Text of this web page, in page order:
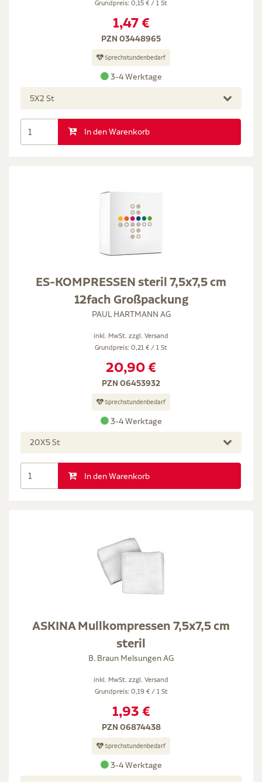
Grundpreis: 0,15 € / 1 St
1,47 €
PZN 03448965
Sprechstundenbedarf
3-4 Werktage
5X2 St
In den Warenkorb
ES-KOMPRESSEN steril 7,5x7,5 cm
12fach Großpackung
PAUL HARTMANN AG
inkl. MwSt. zzgl. Versand
Grundpreis: 0,21 € / 1 St
20,90 €
PZN 06453932
Sprechstundenbedarf
3-4 Werktage
20X5 St
In den Warenkorb
ASKINA Mullkompressen 7,5x7,5 cm
steril
B. Braun Melsungen AG
inkl. MwSt. zzgl. Versand
Grundpreis: 0,19 € / 1 St
1,93 €
PZN 06874438
Sprechstundenbedarf
3-4 Werktage